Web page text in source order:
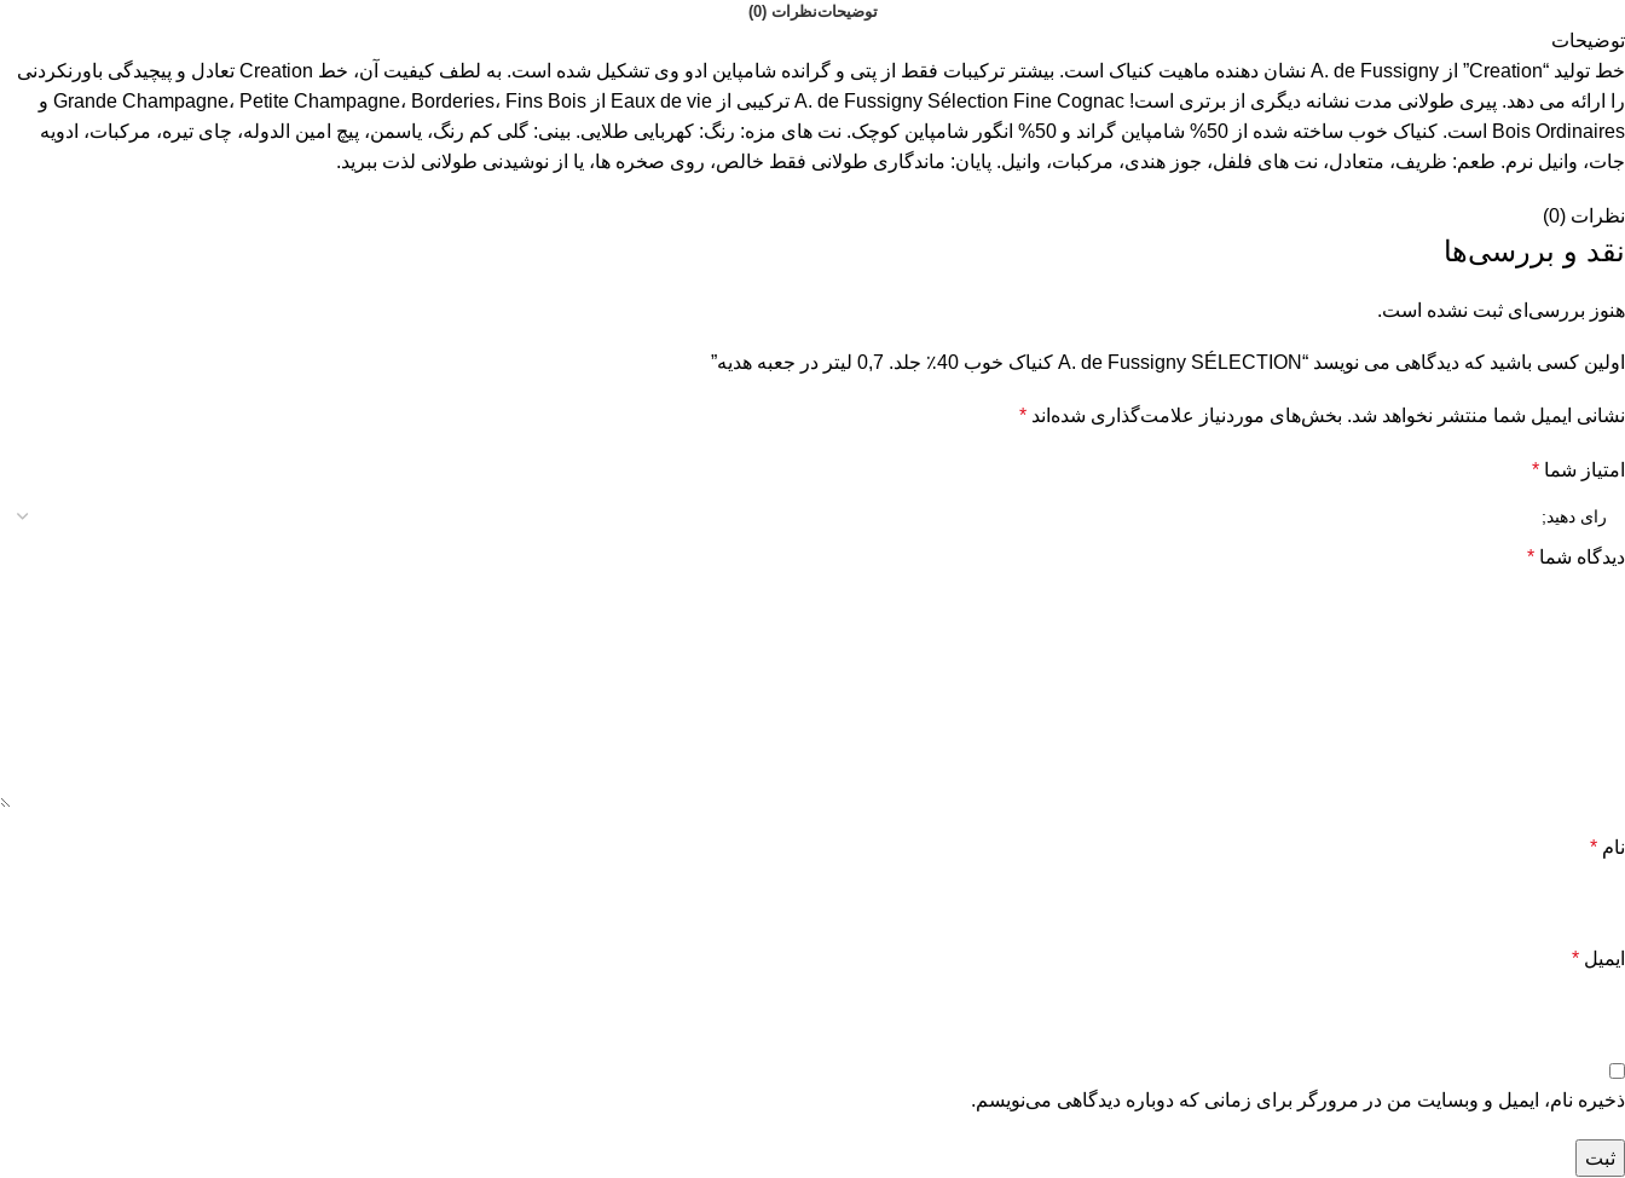
توضیحاتنظرات (0)
توضیحات
خط تولید “Creation” از A. de Fussigny نشان دهنده ماهیت کنیاک است. بیشتر ترکیبات فقط از پتی و گرانده شامپاین ادو وی تشکیل شده است. به لطف کیفیت آن، خط Creation تعادل و پیچیدگی باورنکردنی
را ارائه می دهد. پیری طولانی مدت نشانه دیگری از برتری است! A. de Fussigny Sélection Fine Cognac ترکیبی از Eaux de vie از Grande Champagne، Petite Champagne، Borderies، Fins Bois و
Bois Ordinaires است. کنیاک خوب ساخته شده از 50% شامپاین گراند و 50% انگور شامپاین کوچک. نت های مزه: رنگ: کهربایی طلایی. بینی: گلی کم رنگ، یاسمن، پیچ امین الدوله، چای تیره، مرکبات، ادویه
جات، وانیل نرم. طعم: ظریف، متعادل، نت های فلفل، جوز هندی، مرکبات، وانیل. پایان: ماندگاری طولانی فقط خالص، روی صخره ها، یا از نوشیدنی طولانی لذت ببرید.
نظرات (0)
نقد و بررسی‌ها
هنوز بررسی‌ای ثبت نشده است.
اولین کسی باشید که دیدگاهی می نویسد “A. de Fussigny SÉLECTION کنیاک خوب 40٪ جلد. 0,7 لیتر در جعبه هدیه”
نشانی ایمیل شما منتشر نخواهد شد. بخش‌های موردنیاز علامت‌گذاری شده‌اند *
امتیاز شما *
دیدگاه شما *
نام *
ایمیل *
ذخیره نام، ایمیل و وبسایت من در مرورگر برای زمانی که دوباره دیدگاهی می‌نویسم.